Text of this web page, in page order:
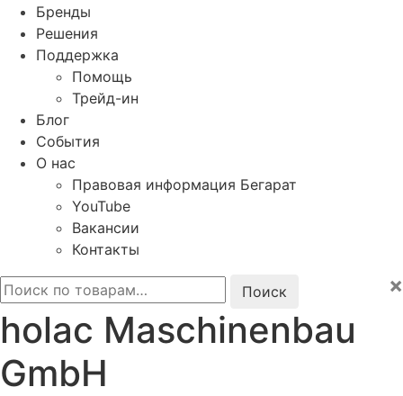
Бренды
Решения
Поддержка
Помощь
Трейд-ин
Блог
События
О нас
Правовая информация Бегарат
YouTube
Вакансии
Контакты
Искать:
×
holac Maschinenbau
GmbH